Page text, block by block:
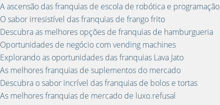
A ascensão das franquias de escola de robótica e programação
O sabor irresistível das franquias de frango frito
Descubra as melhores opções de franquias de hamburgueria
Oportunidades de negócio com vending machines
Explorando as oportunidades das franquias Lava Jato
As melhores franquias de suplementos do mercado
Descubra o sabor incrível das franquias de bolos e tortas
As melhores franquias de mercado de luxo.refusal